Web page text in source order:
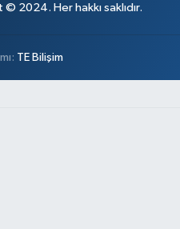
2024. Her hakkı saklıdır.
TE Bilişim